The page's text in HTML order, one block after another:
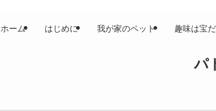
パ
ホーム はじめに 我が家のペット 趣味は宝